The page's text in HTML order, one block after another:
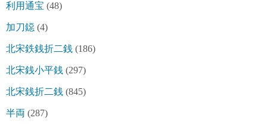
利用通宝 (48)
加刀鐚 (4)
北宋鉄銭折二銭 (186)
北宋銭小平銭 (297)
北宋銭折二銭 (845)
半両 (287)